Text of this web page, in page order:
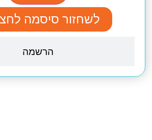
הרשמה
לשחזור סיסמה